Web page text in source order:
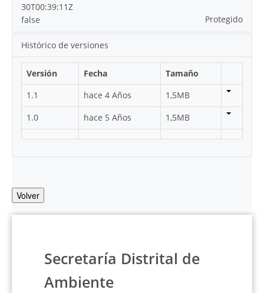
30T00:39:11Z
Protegido
false
Histórico de versiones
Versión Fecha
Tamaño
1.1
hace 4 Años
1,5MB
1.0
hace 5 Años 1,5MB
Volver
Secretaría Distrital de
Ambiente